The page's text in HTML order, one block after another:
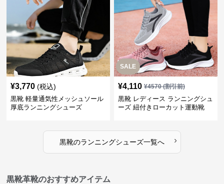
¥3,770 (税込)
黒靴 軽量通気性メッシュソール
厚底ランニングシューズ
SALE
¥4,110 ¥4570(割引前)
黒靴 レディース ランニングシュ
ーズ 紐付きローカット運動靴
黒靴のランニングシューズ一覧へ ›
黒靴革靴のおすすめアイテム